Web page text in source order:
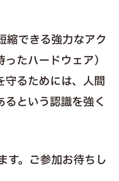
縮できる強力なアク
たハードウェア）
守るためには、人間
という認識を強く
。ご参加お待ちし